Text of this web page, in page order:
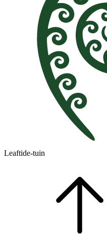
Leaftide-tuin